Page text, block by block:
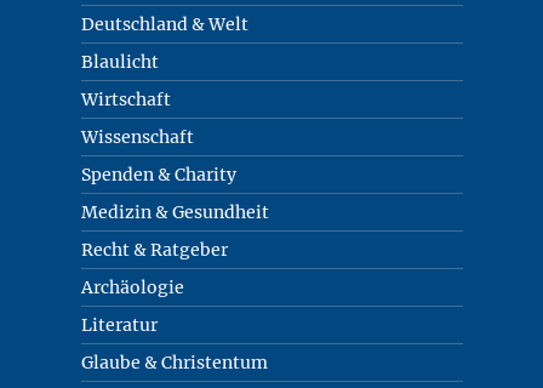
Deutschland & Welt
Blaulicht
Wirtschaft
Wissenschaft
Spenden & Charity
Medizin & Gesundheit
Recht & Ratgeber
Archäologie
Literatur
Glaube & Christentum